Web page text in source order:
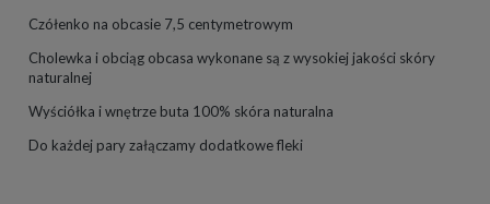
Czółenko na obcasie 7,5 centymetrowym
Cholewka i obciąg obcasa wykonane są z wysokiej jakości skóry
naturalnej
Wyściółka i wnętrze buta 100% skóra naturalna
Do każdej pary załączamy dodatkowe fleki